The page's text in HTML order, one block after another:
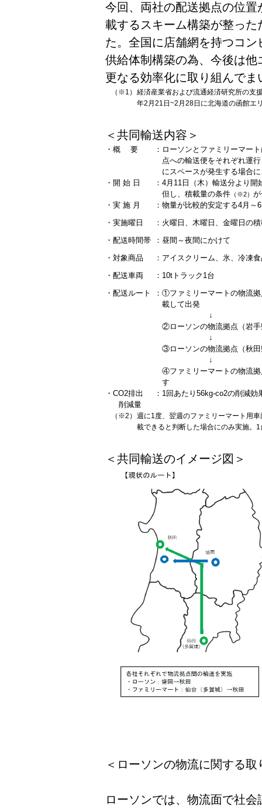
今回、両社の配送拠点の位
載するスキーム構築が整っ
た。全国に店舗網を持つコ
供給体制構築の為、今後は
更なる効率化に取り組んでま
（※1） 経済産業省および流通経済研究所の支
年2月21日~2月28日に北海道の函館エ
＜共同輸送内容＞
・概 要 ： ローソンとファミリーマー
点への輸送便をそれぞれ運
にスペースが発生する場合
・開 始 日
： 4月11日（木）輸送分より開
但し、積載量の条件 （※2）
・実 施 月
： 物量が比較的安定する4月～
・実施曜日
： 火曜日、木曜日、金曜日の
・配送時間帯
： 昼間～夜間にかけて
・対象商品
： アイスクリーム、氷、冷凍
・配送車両
： 10tトラック1台
・配送ルート ： ①ファミリーマートの物流
載して出発
↓
②ローソンの物流拠点（岩
↓
③ローソンの物流拠点（秋
↓
④ファミリーマートの物流
す
・CO2排出
削減量
： 1回あたり56kg-co2の削減効
（※2） 週に1度、翌週のファミリーマート用
載できると判断した場合にのみ実施。
＜共同輸送のイメージ図＞
＜ローソンの物流に関する取
ローソンでは、物流面で社